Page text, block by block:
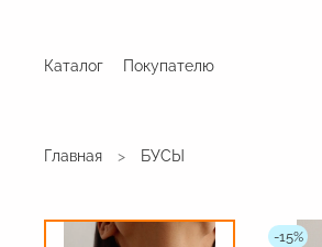
Каталог Покупателю
Главная БУСЫ
-15%